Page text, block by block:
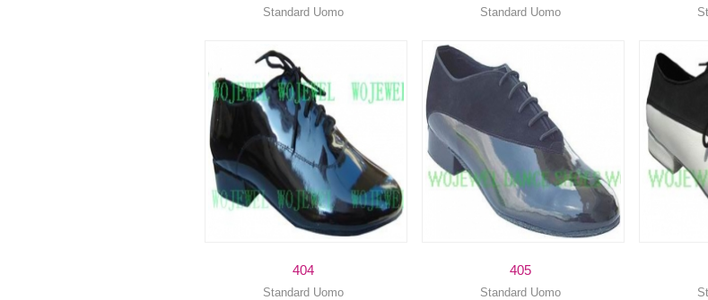
Standard Uomo Standard Uomo
404
Standard Uomo
405
Standard Uomo